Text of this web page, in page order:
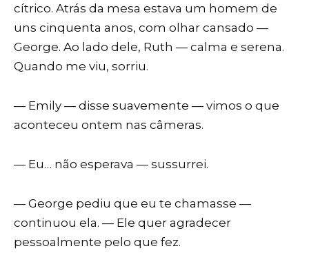
cítrico. Atrás da mesa estava um homem de
uns cinquenta anos, com olhar cansado —
George. Ao lado dele, Ruth — calma e serena.
Quando me viu, sorriu.
— Emily — disse suavemente — vimos o que
aconteceu ontem nas câmeras.
— Eu… não esperava — sussurrei.
— George pediu que eu te chamasse —
continuou ela. — Ele quer agradecer
pessoalmente pelo que fez.